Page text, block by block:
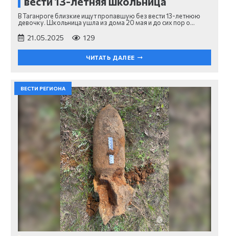
В Таганроге близкие ищут пропавшую без вести 13-летнюю
девочку. Школьница ушла из дома 20 мая и до сих пор о…
21.05.2025 129
ЧИТАТЬ ДАЛЕЕ
ВЕСТИ РЕГИОНА